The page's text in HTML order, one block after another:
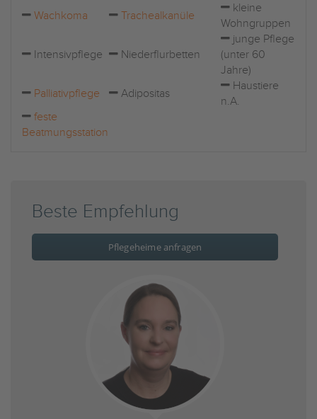
Wachkoma
Trachealkanüle
kleine
Wohngruppen
Intensivpflege Niederflurbetten
junge Pflege
(unter 60
Jahre)
Palliativpflege
Adipositas
Haustiere
n.A.
feste
Beatmungsstation
Beste Empfehlung
Pflegeheime anfragen